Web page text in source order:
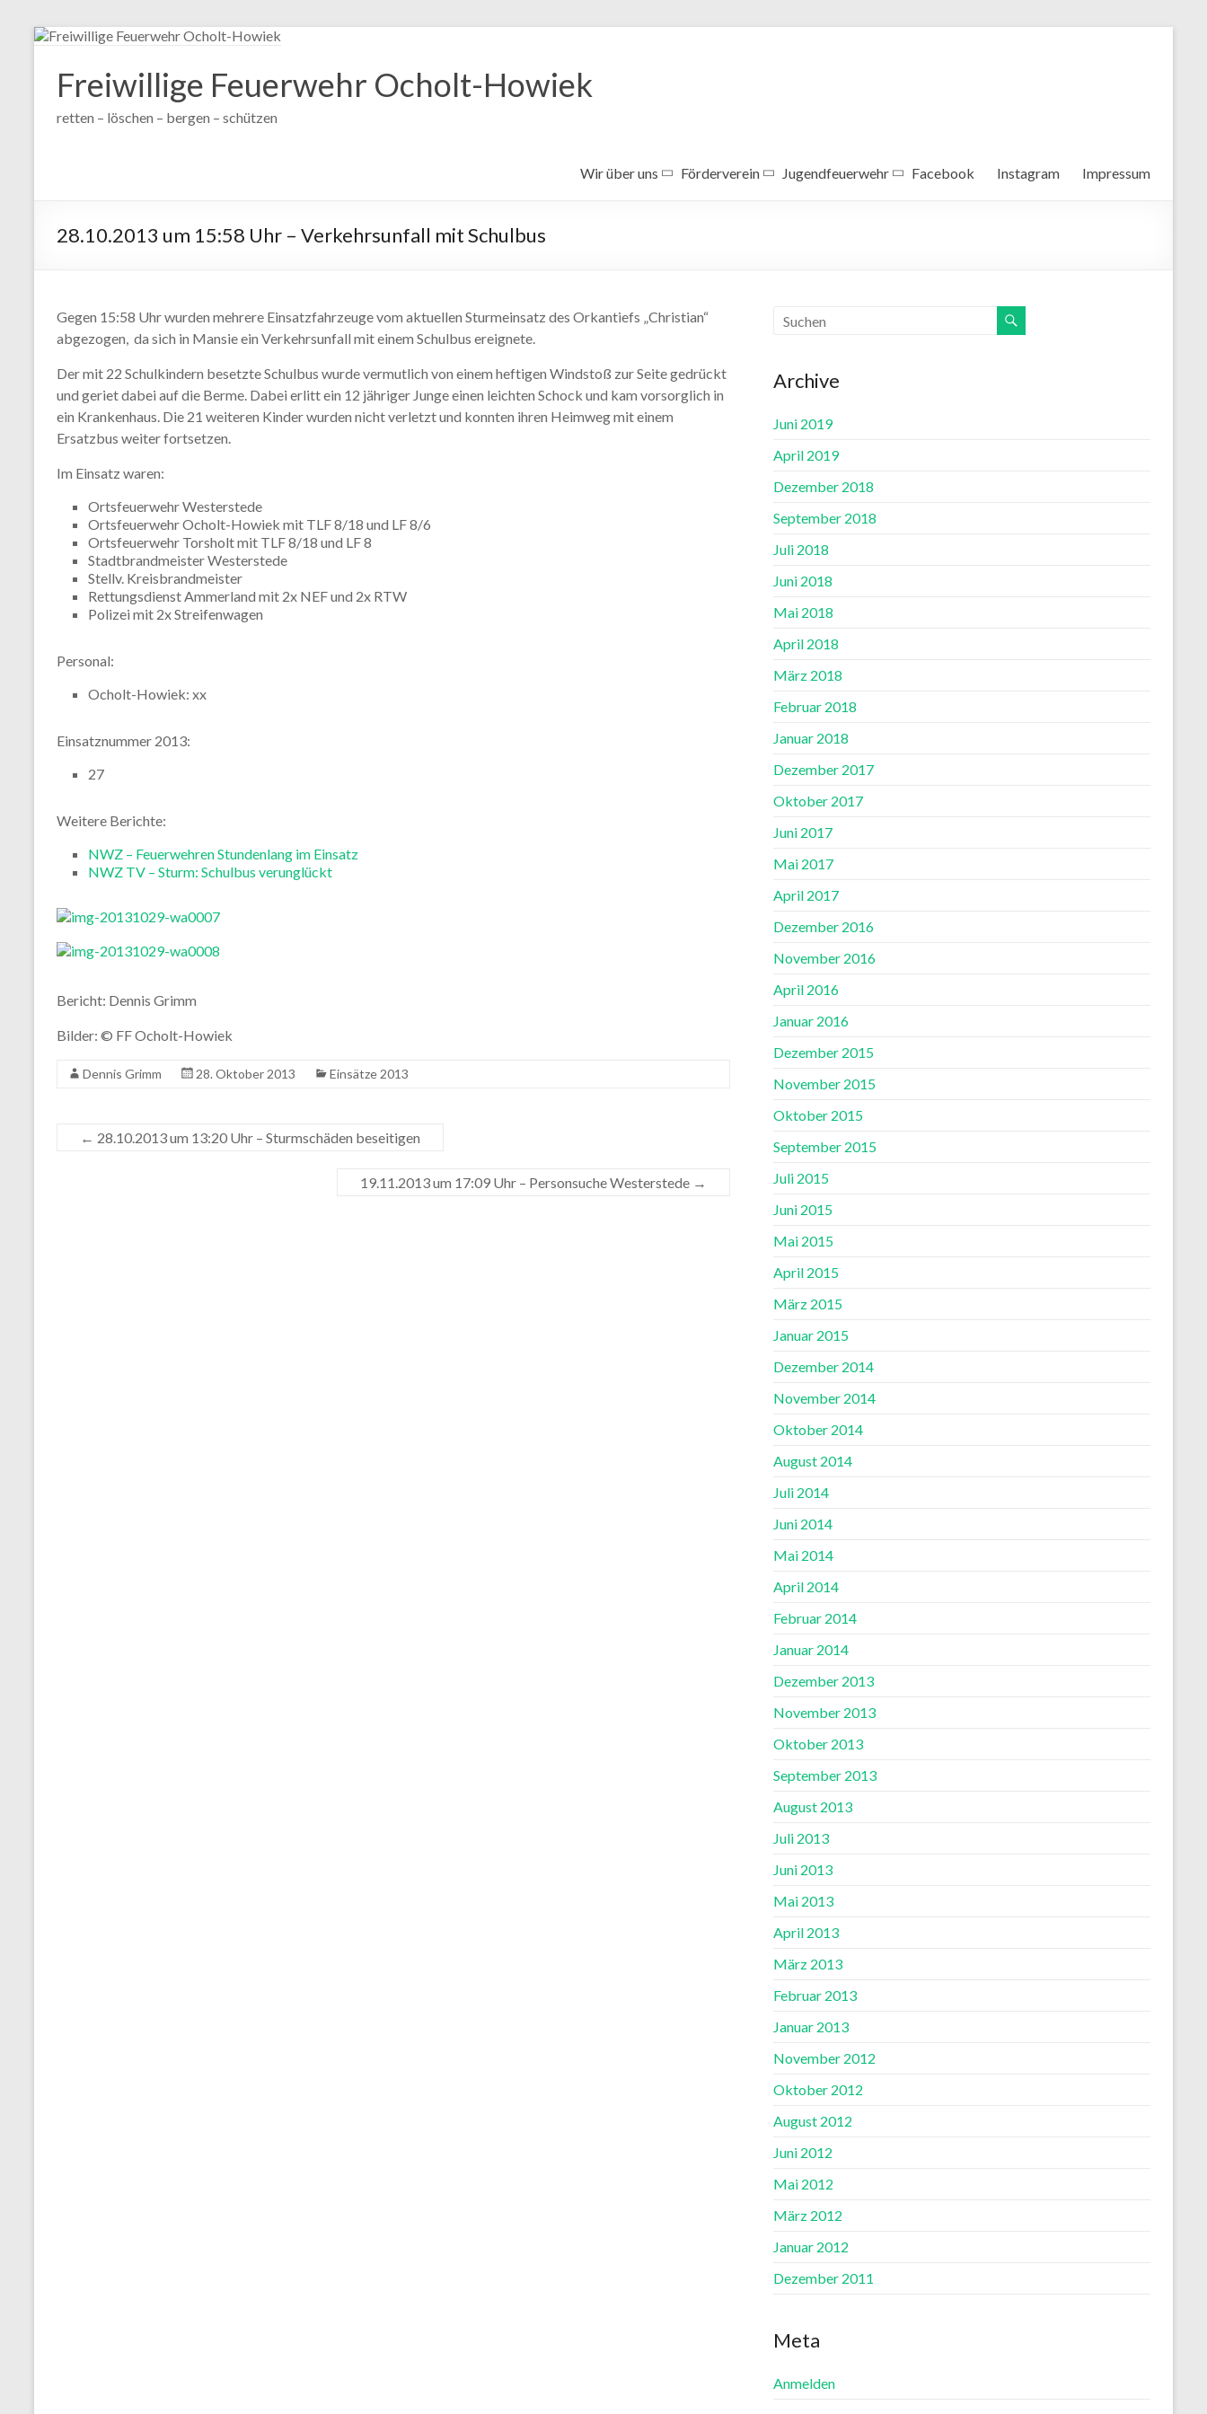
Zum
wechseln
Freiwillige Feuerwehr Ocholt-Howiek
retten – löschen – bergen – schützen
Wir über uns Förderverein Jugendfeuerwehr Facebook Instagram Impressum
28.10.2013 um 15:58 Uhr – Verkehrsunfall mit Schulbus
Gegen 15:58 Uhr wurden mehrere Einsatzfahrzeuge vom aktuellen Sturmeinsatz des Orkantiefs „Christian“
abgezogen, da sich in Mansie ein Verkehrsunfall mit einem Schulbus ereignete.
Der mit 22 Schulkindern besetzte Schulbus wurde vermutlich von einem heftigen Windstoß zur Seite gedrückt
und geriet dabei auf die Berme. Dabei erlitt ein 12 jähriger Junge einen leichten Schock und kam vorsorglich in
ein Krankenhaus. Die 21 weiteren Kinder wurden nicht verletzt und konnten ihren Heimweg mit einem
Ersatzbus weiter fortsetzen.
Im Einsatz waren:
Ortsfeuerwehr Westerstede
Ortsfeuerwehr Ocholt-Howiek mit TLF 8/18 und LF 8/6
Ortsfeuerwehr Torsholt mit TLF 8/18 und LF 8
Stadtbrandmeister Westerstede
Stellv. Kreisbrandmeister
Rettungsdienst Ammerland mit 2x NEF und 2x RTW
Polizei mit 2x Streifenwagen
Personal:
Ocholt-Howiek: xx
Einsatznummer 2013:
27
Weitere Berichte:
NWZ – Feuerwehren Stundenlang im Einsatz
NWZ TV – Sturm: Schulbus verunglückt
Bericht: Dennis Grimm
Bilder: © FF Ocholt-Howiek
Dennis Grimm 28. Oktober 2013 Einsätze 2013
← 28.10.2013 um 13:20 Uhr – Sturmschäden beseitigen
19.11.2013 um 17:09 Uhr – Personsuche Westerstede →
Archive
Juni 2019
April 2019
Dezember 2018
September 2018
Juli 2018
Juni 2018
Mai 2018
April 2018
März 2018
Februar 2018
Januar 2018
Dezember 2017
Oktober 2017
Juni 2017
Mai 2017
April 2017
Dezember 2016
November 2016
April 2016
Januar 2016
Dezember 2015
November 2015
Oktober 2015
September 2015
Juli 2015
Juni 2015
Mai 2015
April 2015
März 2015
Januar 2015
Dezember 2014
November 2014
Oktober 2014
August 2014
Juli 2014
Juni 2014
Mai 2014
April 2014
Februar 2014
Januar 2014
Dezember 2013
November 2013
Oktober 2013
September 2013
August 2013
Juli 2013
Juni 2013
Mai 2013
April 2013
März 2013
Februar 2013
Januar 2013
November 2012
Oktober 2012
August 2012
Juni 2012
Mai 2012
März 2012
Januar 2012
Dezember 2011
Meta
Anmelden